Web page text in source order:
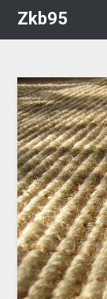
Zkb95